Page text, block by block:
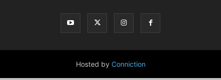
Hosted by Conniction